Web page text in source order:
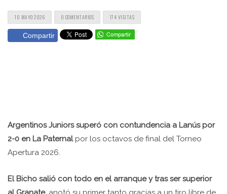
10 MAYO 2026 0 COMENTARIOS 174 VISITAS
Compartir
Argentinos Juniors superó con contundencia a Lanús por
2-0 en La Paternal por los octavos de final del Torneo
Apertura 2026.
El Bicho salió con todo en el arranque y tras ser superior